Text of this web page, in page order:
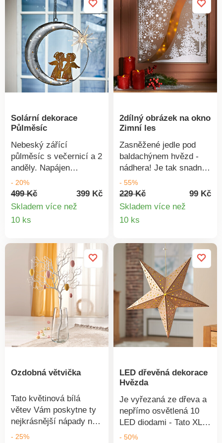
Solární dekorace
Půlměsíc
Nebeský zářící
půlměsíc s večernicí a 2
anděly. Napájen
sluncem šíří večer své
měkké světlo a zve k
oslavám a snění.
10 LED diod. Včetně
- 20%
499 Kč
399 Kč
Skladem více než
10 ks
2dílný obrázek na okno
Zimní les
Zasněžené jedle pod
baldachýnem hvězd -
nádhera! Je tak snadné
vykouzlit si za oknem
bílé Vánoce - každý rok!
- 55%
229 Kč
99 Kč
Skladem více než
10 ks
Ozdobná větvička
Tato květinová bílá
větev Vám poskytne ty
nejkrásnější nápady na
výzdobu, ať už ji
- 25%
LED dřevěná dekorace
Hvězda
Je vyřezaná ze dřeva a
nepřímo osvětlená 10
LED diodami - Tato XL
hvězda každoročně šíří
- 50%